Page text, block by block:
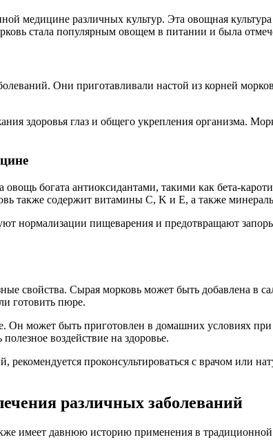
медицине различных культур. Эта овощная
стала популярным овощем в питании и была
Они приготавливали настой из корней
здоровья глаз и общего укрепления организма.
богата антиоксидантами, такими как бета-
также содержит витамины C, K и E, а также
нормализации пищеварения и предотвращают
свойства. Сырая морковь может быть добавлена в
готовить пюре.
Он может быть приготовлен в домашних условиях
воздействие на здоровье.
проконсультироваться с врачом или
различных заболеваний
имеет давнюю историю применения в традиционной